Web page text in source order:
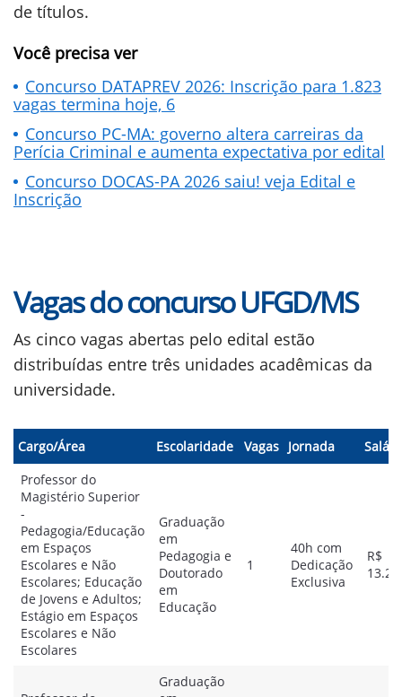
de títulos.
Você precisa ver
Concurso DATAPREV 2026: Inscrição para 1.823
vagas termina hoje, 6
Concurso PC-MA: governo altera carreiras da
Perícia Criminal e aumenta expectativa por edital
Concurso DOCAS-PA 2026 saiu! veja Edital e
Inscrição
Vagas do concurso UFGD/MS
As cinco vagas abertas pelo edital estão
distribuídas entre três unidades acadêmicas da
universidade.
Cargo/Área Escolaridade Vagas Jornada
Professor do
Magistério Superior
-
Pedagogia/Educação
em Espaços
Escolares e Não
Escolares; Educação
de Jovens e Adultos;
Estágio em Espaços
Escolares e Não
Escolares
Graduação
em
Pedagogia e
Doutorado
em
Educação
1
40h com
Dedicação
Exclusiva
R$
Graduação